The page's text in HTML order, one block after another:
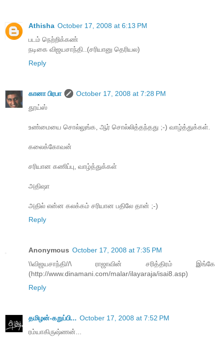
Athisha October 17, 2008 at 6:13 PM
படம் நெற்றிக்கண்
நடிகை விஜயசாந்தி..(சரியானு தெரியல)
Reply
கானா பிரபா
October 17, 2008 at 7:28 PM
தூய்ஸ்
உண்மையை சொல்லுங்க, ஆர் சொல்லித்தந்தது ;-) வாழ்த்துக்கள்.
கலைக்கோவன்
சரியான கணிப்பு, வாழ்த்துக்கள்
அதிஷா
அதில் என்ன கலக்கம் சரியான பதிலே தான் ;-)
Reply
Anonymous October 17, 2008 at 7:35 PM
\\விஜயசாந்தி//\ ராஜாவின் சரித்திரம் இங்கே
(http://www.dinamani.com/malar/ilayaraja/isai8.asp)
Reply
தமிழன்-கறுப்பி... October 17, 2008 at 7:52 PM
ரம்யாகிருஷ்ணன்...